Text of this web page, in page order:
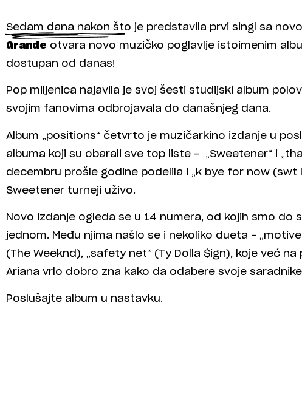
Sedam dana nakon što je predstavila prvi singl sa
Grande otvara novo muzičko poglavlje istoimenim
dostupan od danas!
Pop miljenica najavila je svoj šesti studijski album
svojim fanovima odbrojavala do današnjeg dana.
Album „positions“ četvrto je muzičarkino izdanje u
albuma koji su obarali sve top liste – „Sweetener“ i
decembru prošle godine podelila i „k bye for now (swt
Sweetener turneji uživo.
Novo izdanje ogleda se u 14 numera, od kojih smo do
jednom. Među njima našlo se i nekoliko dueta –
(The Weeknd), „safety net“ (Ty Dolla $ign), koje već
Ariana vrlo dobro zna kako da odabere svoje
Poslušajte album u nastavku.